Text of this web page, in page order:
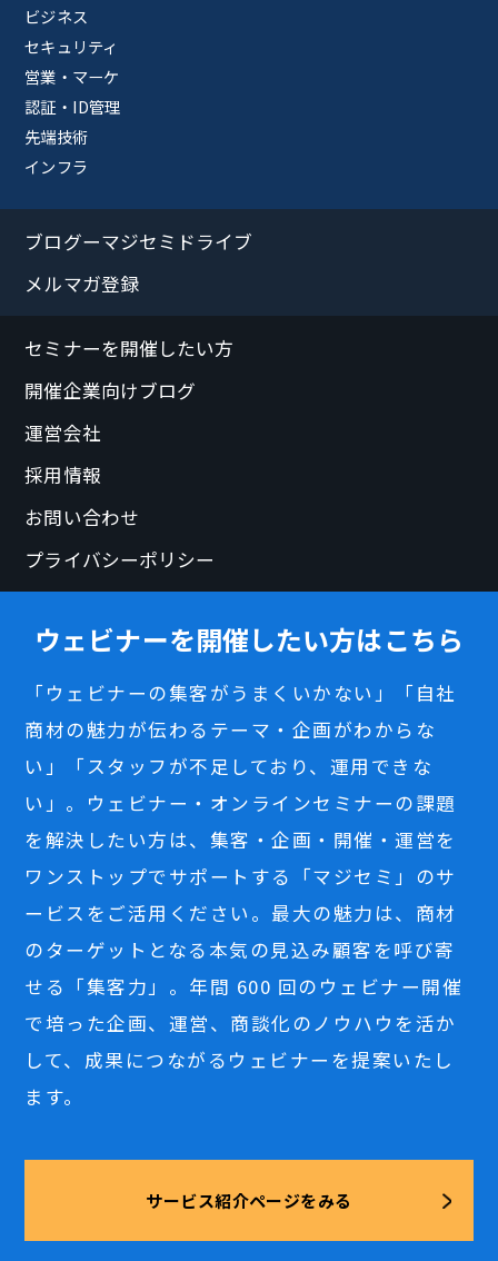
ビジネス
セキュリティ
営業・マーケ
認証・ID管理
先端技術
インフラ
ブログーマジセミドライブ
メルマガ登録
セミナーを開催したい方
開催企業向けブログ
運営会社
採用情報
お問い合わせ
プライバシーポリシー
ウェビナーを開催したい方はこちら
「ウェビナーの集客がうまくいかない」「自社
商材の魅力が伝わるテーマ・企画がわからな
い」「スタッフが不足しており、運用できな
い」。ウェビナー・オンラインセミナーの課題
を解決したい方は、集客・企画・開催・運営を
ワンストップでサポートする「マジセミ」のサ
ービスをご活用ください。最大の魅力は、商材
のターゲットとなる本気の見込み顧客を呼び寄
せる「集客力」。年間 600 回のウェビナー開催
で培った企画、運営、商談化のノウハウを活か
して、成果につながるウェビナーを提案いたし
ます。
サービス紹介ページをみる